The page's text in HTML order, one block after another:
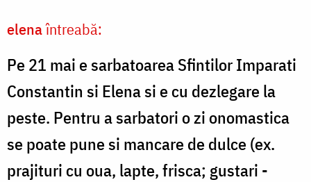
Nechifor
elenaîntreabă:
Pe 21 mai e sarbatoarea Sfintilor Imparati
Constantin si Elena si e cu dezlegare la
peste. Pentru a sarbatori o zi onomastica
se poate pune si mancare de dulce (ex.
prajituri cu oua, lapte, frisca; gustari -